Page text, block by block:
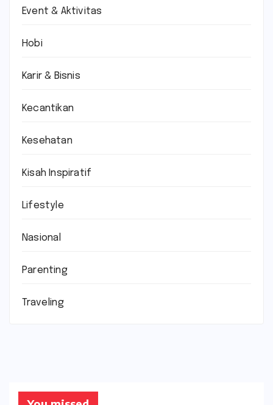
Event & Aktivitas
Hobi
Karir & Bisnis
Kecantikan
Kesehatan
Kisah Inspiratif
Lifestyle
Nasional
Parenting
Traveling